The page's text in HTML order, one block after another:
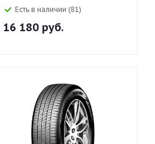
Есть в наличии (81)
16 180 руб.